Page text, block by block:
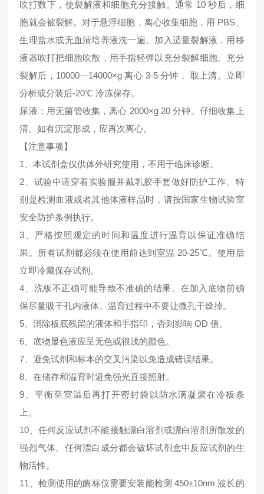
吹打数下，使裂解液和细胞充分接触。通常 10 秒后，细
胞就会被裂解。对于悬浮细胞，离心收集细胞，用 PBS、
生理盐水或无血清培养液洗一遍。加入适量裂解液，用移
液器吹打把细胞吹散，用手指轻弹以充分裂解细胞。充分
裂解后，10000—14000×g 离心 3-5 分钟， 取上清。立即
分析或分装后-20℃ 冷冻保存。
尿液：用无菌管收集，离心 2000×g 20 分钟。仔细收集上
清。如有沉淀形成，应再次离心。
【注意事项】
1、本试剂盒仅供体外研究使用，不用于临床诊断。
2、试验中请穿着实验服并戴乳胶手套做好防护工作。特
别是检测血液或者其他体液样品时，请按国家生物试验室
安全防护条例执行。
3、严格按照规定的时间和温度进行温育以保证准确结
果。所有试剂都必须在使用前达到室温 20-25℃。使用后
立即冷藏保存试剂。
4、洗板不正确可能导致不准确的结果。在加入底物前确
保尽量吸干孔内液体。温育过程中不要让微孔干燥掉。
5、消除板底残留的液体和手指印，否则影响 OD 值。
6、底物显色液应呈无色或很浅的颜色。
7、避免试剂和标本的交叉污染以免造成错误结果。
8、在储存和温育时避免强光直接照射。
9、平衡至室温后再打开密封袋以防水滴凝聚在冷板条
上。
10、任何反应试剂不能接触漂白溶剂或漂白溶剂所散发的
强烈气体。任何漂白成分都会破坏试剂盒中反应试剂的生
物活性。
11、检测使用的酶标仪需要安装能检测 450±10nm 波长的